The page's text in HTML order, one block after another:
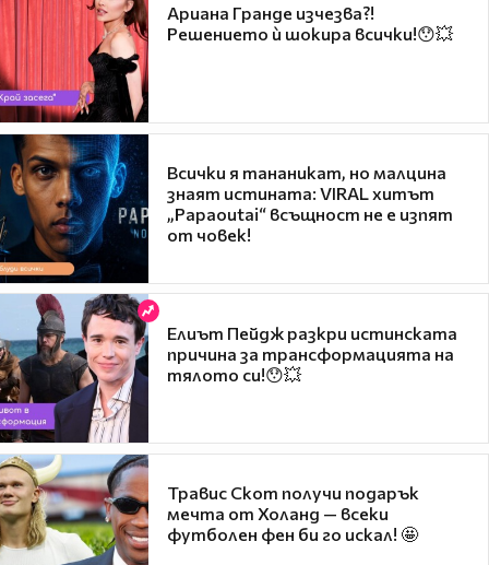
Ариана Гранде изчезва?!
Решението ѝ шокира всички!😯💥
Всички я тананикат, но малцина
знаят истината: VIRAL хитът
„Papaoutai“ всъщност не е изпят
от човек!
Елиът Пейдж разкри истинската
причина за трансформацията на
тялото си!😯💥
Травис Скот получи подарък
мечта от Холанд — всеки
футболен фен би го искал! 🤩